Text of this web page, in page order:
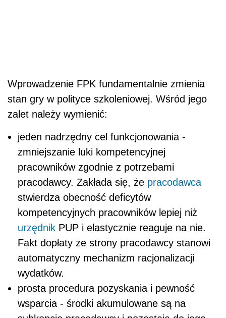
Wprowadzenie FPK fundamentalnie zmienia
stan gry w polityce szkoleniowej. Wśród jego
zalet należy wymienić:
jeden nadrzędny cel funkcjonowania -
zmniejszanie luki kompetencyjnej
pracowników zgodnie z potrzebami
pracodawcy. Zakłada się, że pracodawca
stwierdza obecność deficytów
kompetencyjnych pracowników lepiej niż
urzędnik PUP i elastycznie reaguje na nie.
Fakt dopłaty ze strony pracodawcy stanowi
automatyczny mechanizm racjonalizacji
wydatków.
prosta procedura pozyskania i pewność
wsparcia - środki akumulowane są na